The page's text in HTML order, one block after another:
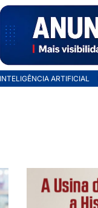
INTELIGÊNCIA ARTIFICIAL